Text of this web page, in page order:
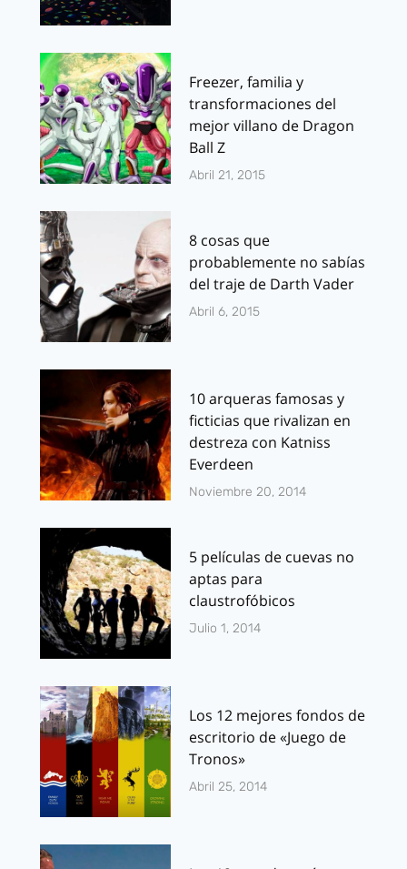
Freezer, familia y
transformaciones del
mejor villano de Dragon
Ball Z
Abril 21, 2015
8 cosas que
probablemente no sabías
del traje de Darth Vader
Abril 6, 2015
10 arqueras famosas y
ficticias que rivalizan en
destreza con Katniss
Everdeen
Noviembre 20, 2014
5 películas de cuevas no
aptas para
claustrofóbicos
Julio 1, 2014
Los 12 mejores fondos de
escritorio de «Juego de
Tronos»
Abril 25, 2014